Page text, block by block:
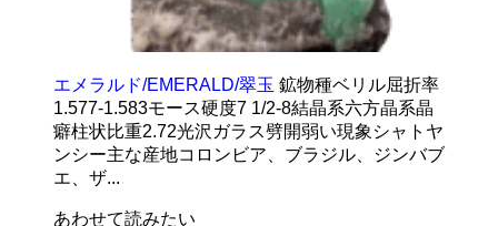
エメラルド/EMERALD/翠玉 鉱物種ベリル屈折率
1.577-1.583モース硬度7 1/2-8結晶系六方晶系晶
癖柱状比重2.72光沢ガラス劈開弱い現象シャトヤ
ンシー主な産地コロンビア、ブラジル、ジンバブ
エ、ザ...
あわせて読みたい